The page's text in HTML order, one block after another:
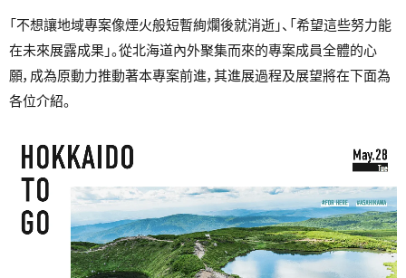
「不想讓地域專案像煙火般短暫絢爛後就消逝」、「希望這些努力能
在未來展露成果」。從北海道內外聚集而來的專案成員全體的心
願，成為原動力推動著本專案前進，其進展過程及展望將在下面為
各位介紹。